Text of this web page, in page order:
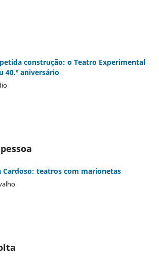
construção: o Teatro Experimental
40.º aniversário
Cardoso: teatros com marionetas